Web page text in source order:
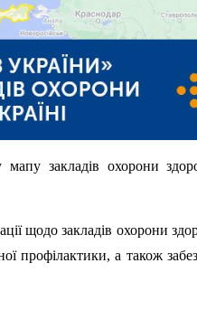
закладів охорони
щодо закладів охорони
профілактики, а також